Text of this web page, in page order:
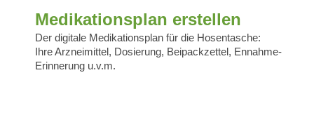
Medikationsplan erstellen
Der digitale Medikationsplan für die Hosentasche:
Ihre Arzneimittel, Dosierung, Beipackzettel, Ennahme-
Erinnerung u.v.m.